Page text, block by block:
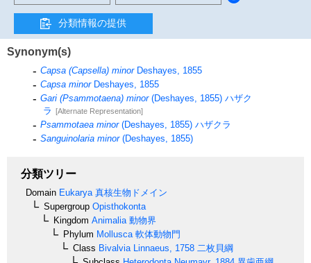
分類情報の提供
Synonym(s)
Capsa (Capsella) minorDeshayes, 1855
Capsa minorDeshayes, 1855
Gari (Psammotaena) minor(Deshayes, 1855) ハザク
ラ [Alternate Representation]
Psammotaea minor(Deshayes, 1855) ハザクラ
Sanguinolaria minor(Deshayes, 1855)
分類ツリー
Domain Eukarya 真核生物ドメイン
Supergroup Opisthokonta
Kingdom Animalia 動物界
Phylum Mollusca 軟体動物門
Class Bivalvia Linnaeus, 1758 二枚貝綱